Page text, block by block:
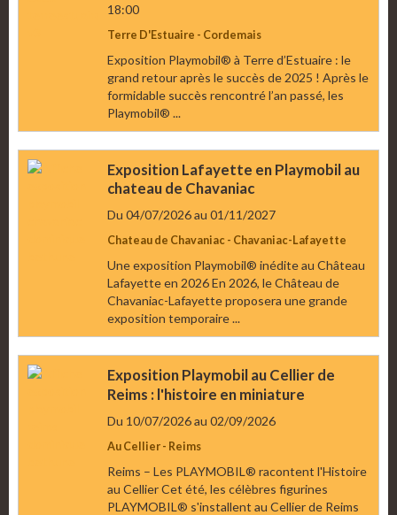
18:00
Terre D'Estuaire - Cordemais
Exposition Playmobil® à Terre d’Estuaire : le
grand retour après le succès de 2025 ! Après le
formidable succès rencontré l’an passé, les
Playmobil® ...
Exposition Lafayette en Playmobil au
chateau de Chavaniac
Du 04/07/2026au 01/11/2027
Chateau de Chavaniac - Chavaniac-Lafayette
Une exposition Playmobil® inédite au Château
Lafayette en 2026 En 2026, le Château de
Chavaniac-Lafayette proposera une grande
exposition temporaire ...
Exposition Playmobil au Cellier de
Reims : l'histoire en miniature
Du 10/07/2026au 02/09/2026
Au Cellier - Reims
Reims – Les PLAYMOBIL® racontent l'Histoire
au Cellier Cet été, les célèbres figurines
PLAYMOBIL® s'installent au Cellier de Reims